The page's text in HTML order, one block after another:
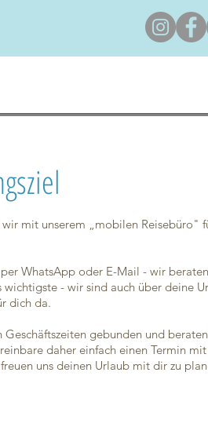
mit unserem „mobilen Reisebüro"
WhatsApp oder E-Mail - wir
wichtigste - wir sind auch über deine
dich da.
Geschäftszeiten gebunden und
daher einfach einen Termin
uns deinen Urlaub mit dir zu